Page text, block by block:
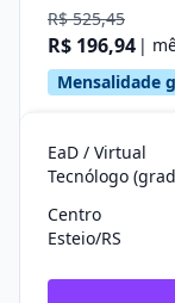
R$ 525,45
R$ 196,94 |
Mensalidade
EaD / Virtual
Tecnólogo
Centro
Esteio/RS